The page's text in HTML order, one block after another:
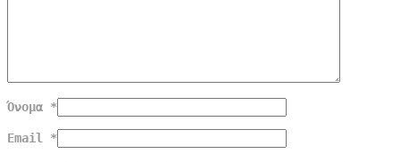
Όνομα *
Email *